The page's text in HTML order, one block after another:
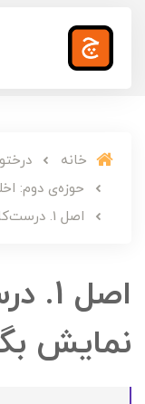
خانه
حوزه‌ی دوم:
اصل 1. درست‌کاری را به نمایش بگذارید.
اصل
نمایش